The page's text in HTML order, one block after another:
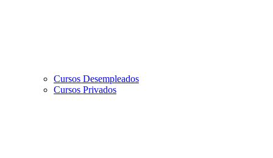
Cursos Desempleados
Cursos Privados